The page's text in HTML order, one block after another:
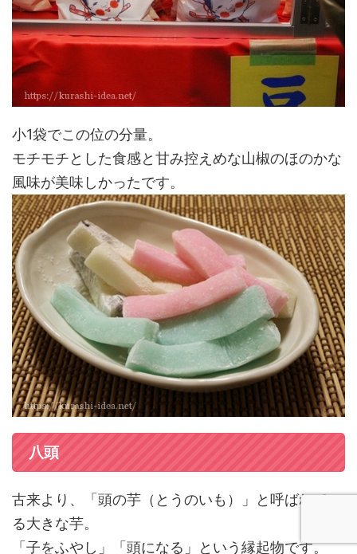
小1袋でこの位の分量。
モチモチとした食感と甘み控えめな山椒のほのかな
風味が美味しかったです。
八頭
古来より、「頭の芋（とうのいも）」と呼ばれてい
る大きな芋。
「子をふやし」「頭になる」という縁起物です。